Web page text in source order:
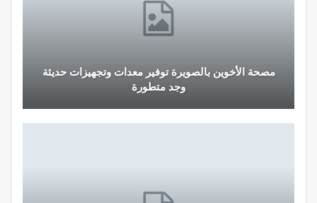
مصحة الأخوين بالصويرة توفير معدات وتجهيزات حديثة
وجد متطورة